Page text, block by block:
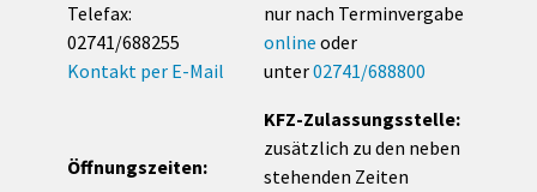
Telefax:
02741/688255
Kontakt per E-Mail
Öffnungszeiten:
nur nach Terminvergabe
online oder
unter02741/688800
KFZ-Zulassungsstelle:
zusätzlich zu den neben
stehenden Zeiten